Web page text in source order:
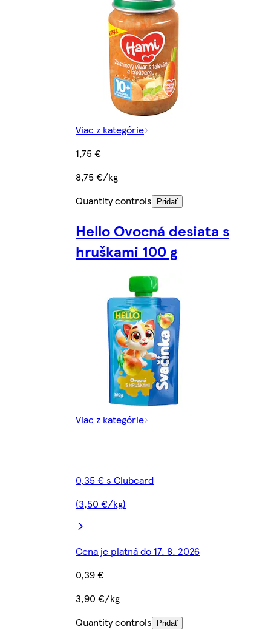
Viac z kategórie
1,75 €
8,75 €/kg
Quantity controls
Pridať
Hello Ovocná desiata s
hruškami 100 g
Viac z kategórie
0,35 € s Clubcard
(3,50 €/kg)
Cena je platná do 17. 8. 2026
0,39 €
3,90 €/kg
Quantity controls
Pridať